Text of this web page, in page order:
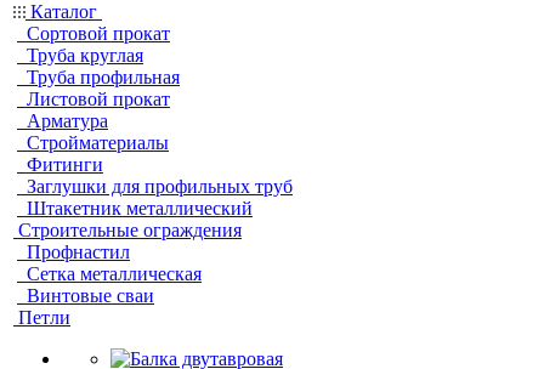
Каталог
Сортовой прокат
Труба круглая
Труба профильная
Листовой прокат
Арматура
Стройматериалы
Фитинги
Заглушки для профильных труб
Штакетник металлический
Строительные ограждения
Профнастил
Сетка металлическая
Винтовые сваи
Петли